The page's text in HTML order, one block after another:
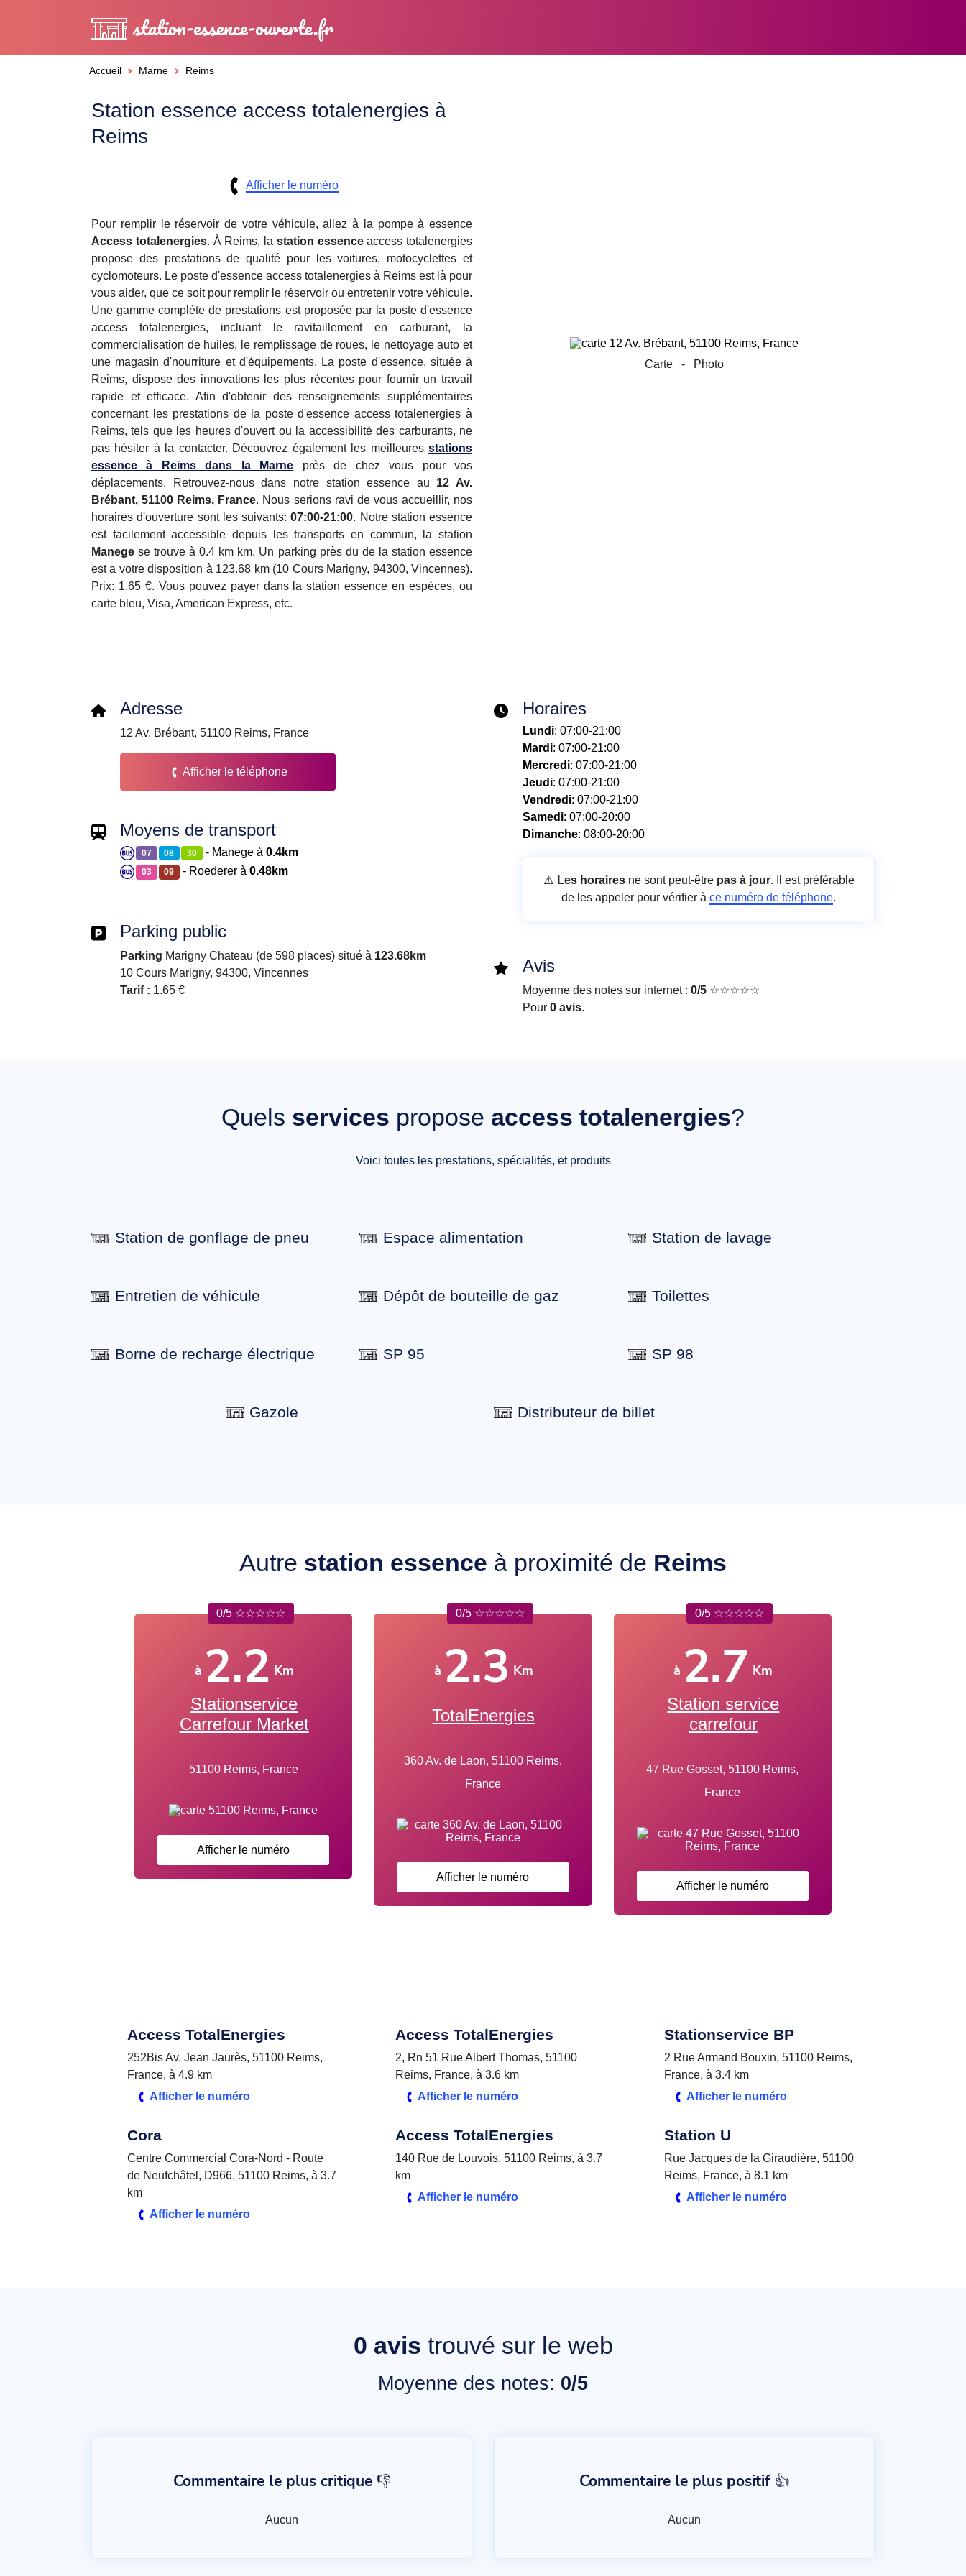
station-essence-ouverte.fr
Accueil Marne Reims
Station essence access totalenergies à
Reims
Afficher le numéro
Pour remplir le réservoir de votre véhicule, allez à la pompe à essence
Access totalenergies. À Reims, la station essenceaccess totalenergies
propose des prestations de qualité pour les voitures, motocyclettes et
cyclomoteurs. Le poste d'essence access totalenergies à Reims est là pour
vous aider, que ce soit pour remplir le réservoir ou entretenir votre véhicule.
Une gamme complète de prestations est proposée par la poste d'essence
access totalenergies, incluant le ravitaillement en carburant, la
commercialisation de huiles, le remplissage de roues, le nettoyage auto et
une magasin d'nourriture et d'équipements. La poste d'essence, située à
Reims, dispose des innovations les plus récentes pour fournir un travail
rapide et efficace. Afin d'obtenir des renseignements supplémentaires
concernant les prestations de la poste d'essence access totalenergies à
Reims, tels que les heures d'ouvert ou la accessibilité des carburants, ne
pas hésiter à la contacter. Découvrez également les meilleures stations
essence à Reims dans la Marne près de chez vous pour vos
déplacements. Retrouvez-nous dans notre station essence au 12 Av.
Brébant, 51100 Reims, France. Nous serions ravi de vous accueillir, nos
horaires d'ouverture sont les suivants:07:00-21:00. Notre station essence
est facilement accessible depuis les transports en commun, la station
Manege se trouve à 0.4 km km. Un parking près du de la station essence
est a votre disposition à 123.68 km (10 Cours Marigny, 94300, Vincennes).
Prix: 1.65 €. Vous pouvez payer dans la station essence en espèces, ou
carte bleu, Visa, American Express, etc.
Carte - Photo
Adresse
12 Av. Brébant, 51100 Reims, France
Afficher le téléphone
Moyens de transport
07 08 30 - Manege à 0.4km
03 09 - Roederer à0.48km
Parking public
Parking Marigny Chateau (de 598 places) situé à 123.68km
10 Cours Marigny, 94300, Vincennes
Tarif : 1.65 €
Horaires
Lundi: 07:00-21:00
Mardi: 07:00-21:00
Mercredi: 07:00-21:00
Jeudi: 07:00-21:00
Vendredi: 07:00-21:00
Samedi: 07:00-20:00
Dimanche: 08:00-20:00
⚠️ Les horairesne sont peut-être pas à jour. Il est préférable
de les appeler pour vérifier à ce numéro de téléphone.
Avis
Moyenne des notes sur internet : 0/5 ☆☆☆☆☆
Pour 0 avis.
Quels services propose access totalenergies?
Voici toutes les prestations, spécialités, et produits
Station de gonflage de pneu Espace alimentation Station de lavage
Entretien de véhicule Dépôt de bouteille de gaz Toilettes
Borne de recharge électrique SP 95 SP 98
Gazole Distributeur de billet
Autre station essence à proximité de Reims
0/5 ☆☆☆☆☆
à 2.2 Km
Stationservice
Carrefour Market
51100 Reims, France
Afficher le numéro
0/5 ☆☆☆☆☆
à 2.3 Km
TotalEnergies
360 Av. de Laon, 51100 Reims,
France
Afficher le numéro
0/5 ☆☆☆☆☆
à 2.7 Km
Station service
carrefour
47 Rue Gosset, 51100 Reims,
France
Afficher le numéro
Access TotalEnergies
252Bis Av. Jean Jaurès, 51100 Reims,
France, à 4.9 km
Afficher le numéro
Access TotalEnergies
2, Rn 51 Rue Albert Thomas, 51100
Reims, France, à 3.6 km
Afficher le numéro
Stationservice BP
2 Rue Armand Bouxin, 51100 Reims,
France, à 3.4 km
Afficher le numéro
Cora
Centre Commercial Cora-Nord - Route
de Neufchâtel, D966, 51100 Reims, à 3.7
km
Afficher le numéro
Access TotalEnergies
140 Rue de Louvois, 51100 Reims, à 3.7
km
Afficher le numéro
Station U
Rue Jacques de la Giraudière, 51100
Reims, France, à 8.1 km
Afficher le numéro
0 avis trouvé sur le web
Moyenne des notes: 0/5
Commentaire le plus critique 👎
Aucun
Commentaire le plus positif 👍
Aucun